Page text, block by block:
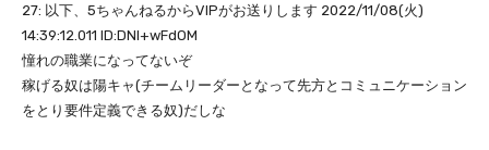
27: 以下、5ちゃんねるからVIPがお送りします 2022/11/08(火)
14:39:12.011 ID:DNl+wFdOM
憧れの職業になってないぞ
稼げる奴は陽キャ(チームリーダーとなって先方とコミュニケーション
をとり要件定義できる奴)だしな